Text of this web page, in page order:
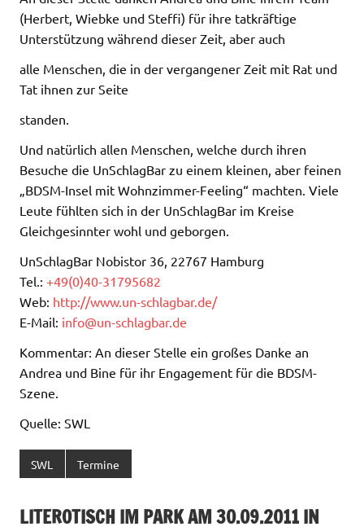
(Herbert, Wiebke und Steffi) für ihre tatkräftige
Unterstützung während dieser Zeit, aber auch
alle Menschen, die in der vergangener Zeit mit Rat und
Tat ihnen zur Seite
standen.
Und natürlich allen Menschen, welche durch ihren
Besuche die UnSchlagBar zu einem kleinen, aber feinen
„BDSM-Insel mit Wohnzimmer-Feeling“ machten. Viele
Leute fühlten sich in der UnSchlagBar im Kreise
Gleichgesinnter wohl und geborgen.
UnSchlagBar Nobistor 36, 22767 Hamburg
Tel.: +49(0)40-31795682
Web: http://www.un-schlagbar.de/
E-Mail: info@un-schlagbar.de
Kommentar: An dieser Stelle ein großes Danke an
Andrea und Bine für ihr Engagement für die BDSM-
Szene.
Quelle: SWL
SWL Termine
LITEROTISCH IM PARK AM 30.09.2011 IN